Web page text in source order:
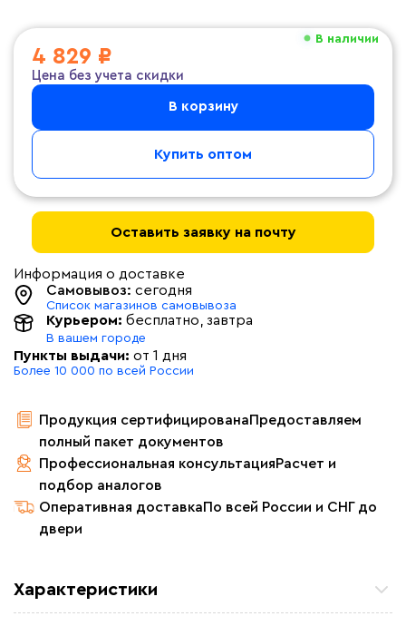
В наличии
4 829 ₽
Цена без учета скидки
В корзину
Купить оптом
Оставить заявку на почту
Информация о доставке
Самовывоз: сегодня
Список магазинов самовывоза
Курьером: бесплатно , завтра
В вашем городе
Пункты выдачи: от 1 дня
Более 10 000 по всей России
Продукция сертифицированаПредоставляем
полный пакет документов
Профессиональная консультацияРасчет и
подбор аналогов
Оперативная доставкаПо всей России и СНГ до
двери
Характеристики